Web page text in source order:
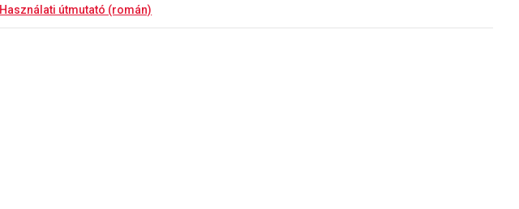
Használati útmutató (román)